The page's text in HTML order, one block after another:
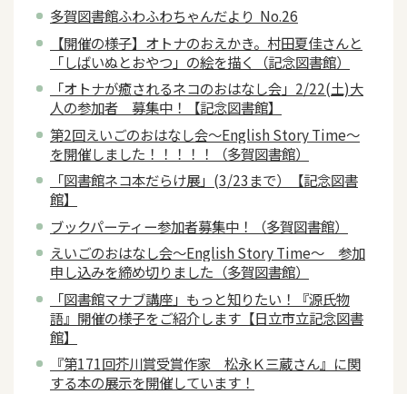
多賀図書館ふわふわちゃんだより No.26
【開催の様子】オトナのおえかき。村田夏佳さんと
「しばいぬとおやつ」の絵を描く（記念図書館）
「オトナが癒されるネコのおはなし会」2/22(土)大
人の参加者 募集中！【記念図書館】
第2回えいごのおはなし会～English Story Time～
を開催しました！！！！！（多賀図書館）
「図書館ネコ本だらけ展」(3/23まで）【記念図書
館】
ブックパーティー参加者募集中！（多賀図書館）
えいごのおはなし会～English Story Time～ 参加
申し込みを締め切りました（多賀図書館）
「図書館マナブ講座」もっと知りたい！『源氏物
語』開催の様子をご紹介します【日立市立記念図書
館】
『第171回芥川賞受賞作家 松永Ｋ三蔵さん』に関
する本の展示を開催しています！